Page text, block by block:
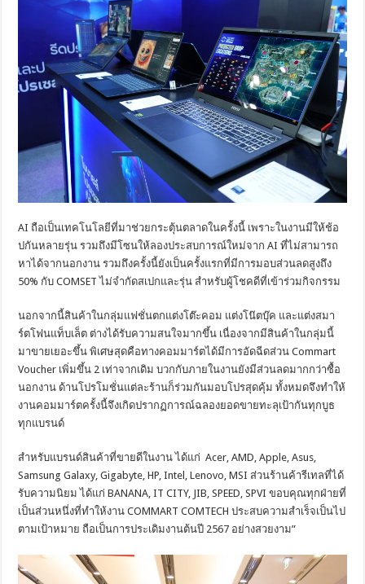
AI ถือเป็นเทคโนโลยีที่มาช่วยกระตุ้นตลาดในครั้งนี้ เพราะในงานมีให้ช้อ
ปกันหลายรุ่น รวมถึงมีโซนให้ลองประสบการณ์ใหม่จาก AI ที่ไม่สามารถ
หาได้จากนอกงาน รวมถึงครั้งนี้ยังเป็นครั้งแรกที่มีการมอบส่วนลดสูงถึง
50% กับ COMSET ไม่จำกัดสเปกและรุ่น สำหรับผู้โชคดีที่เข้าร่วมกิจกรรม
นอกจากนี้สินค้าในกลุ่มแฟชั่นตกแต่งโต๊ะคอม แต่งโน๊ตบุ๊ค และแต่งสมา
ร์ตโฟนแท็บเล็ต ต่างได้รับความสนใจมากขึ้น เนื่องจากมีสินค้าในกลุ่มนี้
มาขายเยอะขึ้น พิเศษสุดคือทางคอมมาร์ตได้มีการอัดฉีดส่วน Commart
Voucher เพิ่มขึ้น 2 เท่าจากเดิม บวกกับภายในงานยังมีส่วนลดมากกว่าซื้อ
นอกงาน ด้านโปรโมชั่นแต่ละร้านก็ร่วมกันมอบโปรสุดคุ้ม ทั้งหมดจึงทำให้
งานคอมมาร์ตครั้งนี้จึงเกิดปรากฏการณ์ฉลองยอดขายทะลุเป้ากันทุกบูธ
ทุกแบรนด์
สำหรับแบรนด์สินค้าที่ขายดีในงาน ได้แก่ Acer, AMD, Apple, Asus,
Samsung Galaxy, Gigabyte, HP, Intel, Lenovo, MSI ส่วนร้านค้ารีเทลที่ได้
รับความนิยม ได้แก่ BANANA, IT CITY, JIB, SPEED, SPVI ขอบคุณทุกฝ่ายที่
เป็นส่วนหนึ่งที่ทำให้งาน COMMART COMTECH ประสบความสำเร็จเป็นไป
ตามเป้าหมาย ถือเป็นการประเดิมงานต้นปี 2567 อย่างสวยงาม”